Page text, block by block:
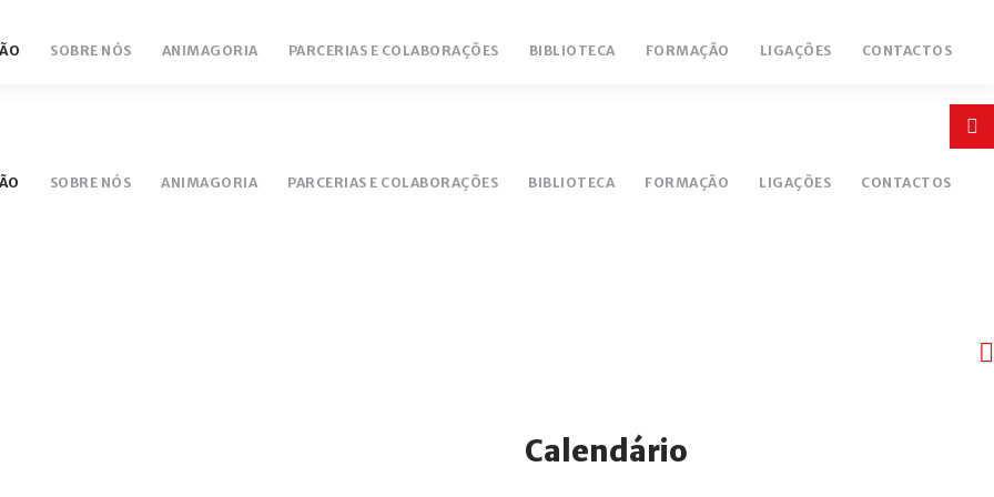
18/19
SOBRE NÓS ANIMAGORIA PARCERIAS E COLABORAÇÕES BIBLIOTECA FORMAÇÃO LIGAÇÕES CONTACTOS
SOBRE NÓS ANIMAGORIA PARCERIAS E COLABORAÇÕES BIBLIOTECA FORMAÇÃO LIGAÇÕES CONTACTOS
Calendário
Ano
anterior
Mês
anterior
Próximo
ano
Próximo
mês
or
register
Remember